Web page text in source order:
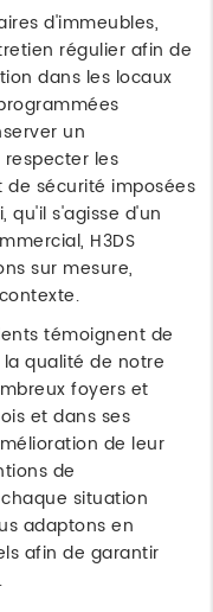
d'immeubles,
régulier afin de
dans les locaux
un
les
sécurité imposées
qu'il s'agisse d'un
H3DS
sur mesure,
témoignent de
qualité de notre
foyers et
et dans ses
de leur
de
situation
adaptons en
afin de garantir